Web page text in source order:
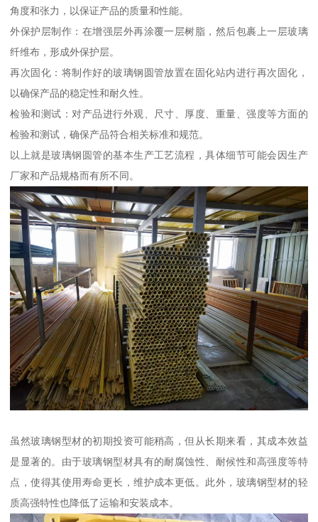
角度和张力，以保证产品的质量和性能。
外保护层制作：在增强层外再涂覆一层树脂，然后包裹上一层玻璃
纤维布，形成外保护层。
再次固化：将制作好的玻璃钢圆管放置在固化站内进行再次固化，
以确保产品的稳定性和耐久性。
检验和测试：对产品进行外观、尺寸、厚度、重量、强度等方面的
检验和测试，确保产品符合相关标准和规范。
以上就是玻璃钢圆管的基本生产工艺流程，具体细节可能会因生产
厂家和产品规格而有所不同。
虽然玻璃钢型材的初期投资可能稍高，但从长期来看，其成本效益
是显著的。由于玻璃钢型材具有的耐腐蚀性、耐候性和高强度等特
点，使得其使用寿命更长，维护成本更低。此外，玻璃钢型材的轻
质高强特性也降低了运输和安装成本。